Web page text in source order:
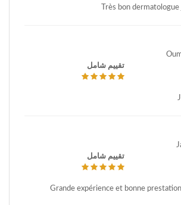
Très bon
تقييم شامل
تقييم شامل
Grande expérience et bonne